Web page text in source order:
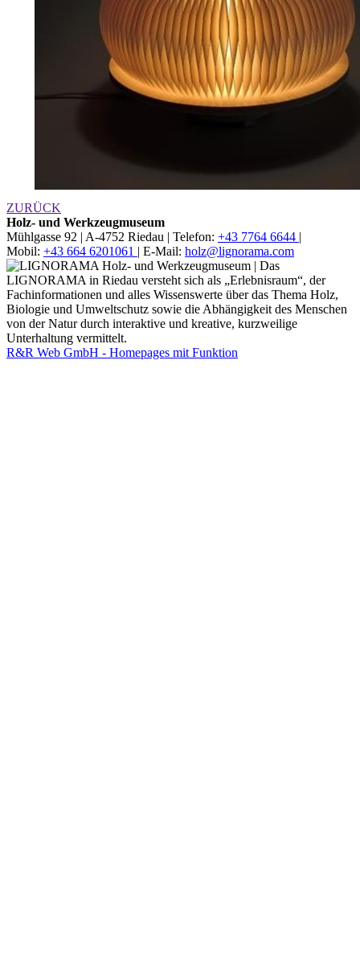
ZURÜCK
Holz- und Werkzeugmuseum
Mühlgasse 92 | A-4752 Riedau | Telefon: +43 7764 6644 |
Mobil: +43 664 6201061 | E-Mail: holz@lignorama.com
R&R Web GmbH - Homepages mit Funktion